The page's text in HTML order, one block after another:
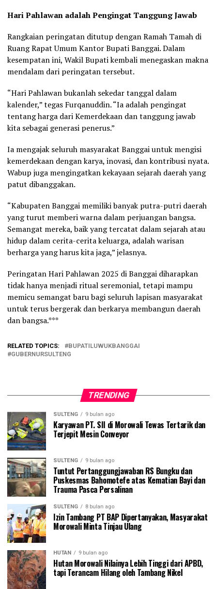
Hari Pahlawan adalah Pengingat Tanggung Jawab
Rangkaian peringatan ditutup dengan Ramah Tamah di
Ruang Rapat Umum Kantor Bupati Banggai. Dalam
kesempatan ini, Wakil Bupati kembali menegaskan makna
mendalam dari peringatan tersebut.
“Hari Pahlawan bukanlah sekedar tanggal dalam
kalender,” tegas Furqanuddin. “Ia adalah pengingat
tentang harga dari Kemerdekaan dan tanggung jawab
kita sebagai generasi penerus.”
Ia mengajak seluruh masyarakat Banggai untuk mengisi
kemerdekaan dengan karya, inovasi, dan kontribusi nyata.
Wabup juga mengingatkan kekayaan sejarah daerah yang
patut dibanggakan.
“Kabupaten Banggai memiliki banyak putra-putri daerah
yang turut memberi warna dalam perjuangan bangsa.
Semangat mereka, baik yang tercatat dalam sejarah atau
hidup dalam cerita-cerita keluarga, adalah warisan
berharga yang harus kita jaga,” jelasnya.
Peringatan Hari Pahlawan 2025 di Banggai diharapkan
tidak hanya menjadi ritual seremonial, tetapi mampu
memicu semangat baru bagi seluruh lapisan masyarakat
untuk terus bergerak dan berkarya membangun daerah
dan bangsa.***
RELATED TOPICS:
BUPATILUWUKBANGGAI
GUBERNURSULTENG
TRENDING
SULTENG 9 bulan ago
Karyawan PT. SII di Morowali Tewas Tertarik dan
Terjepit Mesin Conveyor
SULTENG 9 bulan ago
Tuntut Pertanggungjawaban RS Bungku dan
Puskesmas Bahomotefe atas Kematian Bayi dan
Trauma Pasca Persalinan
SULTENG 8 bulan ago
Izin Tambang PT BAP Dipertanyakan, Masyarakat
Morowali Minta Tinjau Ulang
HUTAN 9 bulan ago
Hutan Morowali Nilainya Lebih Tinggi dari APBD,
tapi Terancam Hilang oleh Tambang Nikel